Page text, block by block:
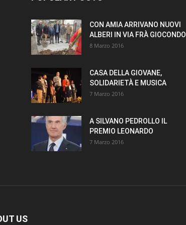
CON AMIA ARRIVANO NUOVI
ALBERI IN VIA FRÀ GIOCONDO
8 Marzo 2016
CASA DELLA GIOVANE,
SOLIDARIETÀ E MUSICA
7 Marzo 2016
A SILVANO PEDROLLO IL
PREMIO LEONARDO
7 Marzo 2016
US